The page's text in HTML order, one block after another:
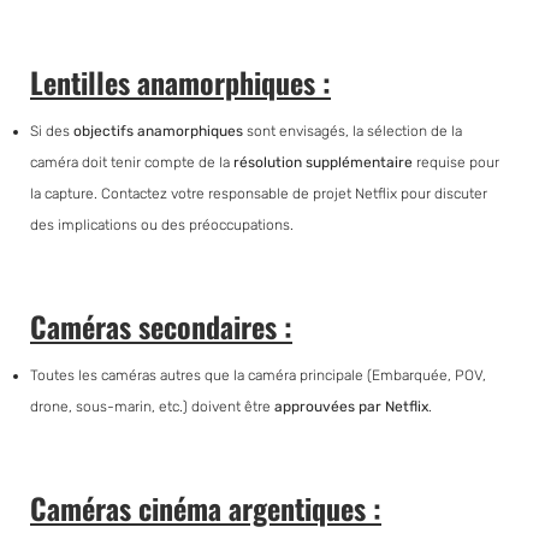
Lentilles anamorphiques :
Si des objectifs anamorphiques sont envisagés, la sélection de la
caméra doit tenir compte de la résolution supplémentaire requise pour
la capture. Contactez votre responsable de projet Netflix pour discuter
des implications ou des préoccupations.
Caméras secondaires :
Toutes les caméras autres que la caméra principale (Embarquée, POV,
drone, sous-marin, etc.) doivent être approuvées par Netflix.
Caméras cinéma argentiques :